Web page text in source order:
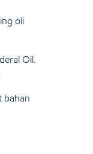
oli
Oil.
bahan